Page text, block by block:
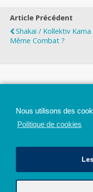
Article Précédent
Shakai / Kollektiv Kama
Même Combat ?
Nous utilisons des
Politique de cookies